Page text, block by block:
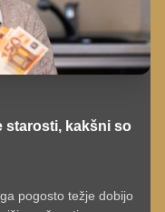
starosti, kakšni so
pogosto težje dobijo